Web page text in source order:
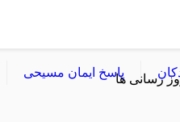
پاسخ ایمان مسیحیرسانی ها